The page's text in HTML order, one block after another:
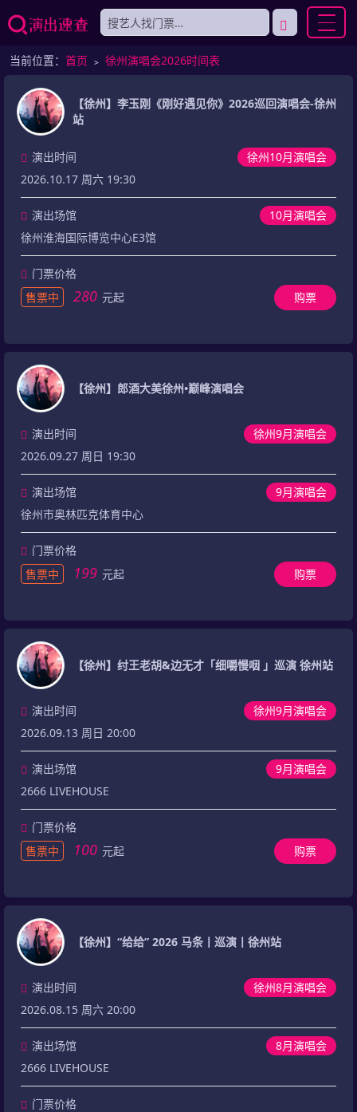
当前位置： 首页 ﹥ 徐州演唱会2026时间表
【徐州】李玉刚《刚好遇见你》2026巡回演唱会-徐州
站
徐州10月演唱会
演出时间
2026.10.17 周六 19:30
10月演唱会
演出场馆
徐州淮海国际博览中心E3馆
门票价格
售票中
280 元起 购票
【徐州】郎酒大美徐州•巅峰演唱会
徐州9月演唱会
演出时间
2026.09.27 周日 19:30
9月演唱会
演出场馆
徐州市奥林匹克体育中心
门票价格
售票中
199 元起 购票
【徐州】纣王老胡&边无才「细嚼慢咽 」巡演 徐州站
徐州9月演唱会
演出时间
2026.09.13 周日 20:00
9月演唱会
演出场馆
2666 LIVEHOUSE
门票价格
售票中
100 元起 购票
【徐州】“给给” 2026 马条丨巡演丨徐州站
徐州8月演唱会
演出时间
2026.08.15 周六 20:00
8月演唱会
演出场馆
2666 LIVEHOUSE
门票价格